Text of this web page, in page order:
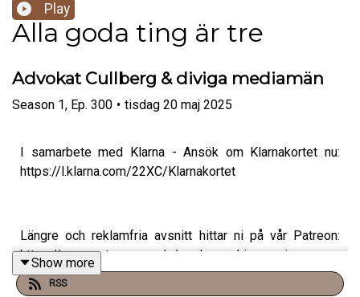
Play
Alla goda ting är tre
Advokat Cullberg & diviga mediamän
Season 1, Ep. 300 • tisdag 20 maj 2025
I samarbete med Klarna - Ansök om Klarnakortet nu:
https://l.klarna.com/22XC/Klarnakortet
Längre och reklamfria avsnitt hittar ni på vår Patreon:
https://www.patreon.com/c/randommakingmovies
Show more
RSS